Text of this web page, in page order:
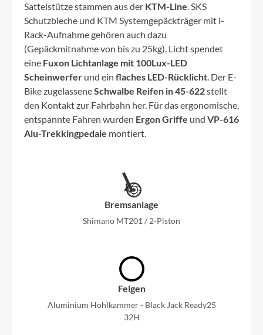
Sattelstütze stammen aus der KTM-Line. SKS
Schutzbleche und KTM Systemgepäckträger mit i-
Rack-Aufnahme gehören auch dazu
(Gepäckmitnahme von bis zu 25kg). Licht spendet
eine Fuxon Lichtanlage mit 100Lux-LED
Scheinwerfer und ein flaches LED-Rücklicht. Der E-
Bike zugelasseneSchwalbe Reifen in 45-622stellt
den Kontakt zur Fahrbahn her. Für das ergonomische,
entspannte Fahren wurden Ergon Griffe und VP-616
Alu-Trekkingpedale montiert.
Bremsanlage
Shimano MT201 / 2-Piston
Felgen
Aluminium Hohlkammer - Black Jack Ready25
32H